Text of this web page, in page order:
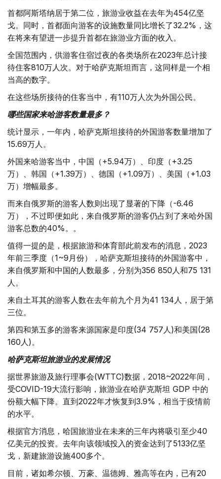
首都阿斯塔纳居于第二位，旅游业收益在去年为454亿坚
戈。同时，首都面向游客的设施数量同比增长了32.2%，这
在将来有望进一步提升首都在旅游业方面的收入。
全国范围内，供游客住宿过夜的各类场所在2023年总计接
待住客810万人次。对于哈萨克斯坦而言，这同样是一个相
当高的数字。
在这些场所接待的住客当中，有110万人次为外国公民。
哪些国家来哈游客数量最多？
统计显示，一年内，哈萨克斯坦接待的外国游客数量增加了
15.69万人。
外国来哈游客当中，中国（+5.94万）、印度（+3.25
万）、韩国（+1.39万）、德国（+1.09万）、美国（+1.03
万）增幅最多。
而来自俄罗斯的游客人数则出现了显著的下降（-6.46
万），不过即便如此，来自俄罗斯的游客仍占到了来哈外国
游客总数的40%。。
值得一提的是，根据旅游和体育部此前发布的消息，2023
年前三季度（1~9月份），哈萨克斯坦接待的外国游客中，
来自俄罗斯和中国的人数最多，分别为356 850人和75 131
人。
来自土耳其的游客人数在去年前九个月为41 134人，居于第
三位。
第四和第五多的游客来源国家是印度(34 757人)和美国(28
160人)。
哈萨克斯坦旅游业的发展情况
据世界旅游及旅行理事会(WTTC)数据，2018~2022年间，
受COVID-19大流行影响，旅游业在哈萨克斯坦 GDP 中的
份额大幅下降。直到2022年才恢复到3.9%，相当于疫情前
的水平。
根据官方消息，哈国旅游业在未来的三年内将吸引至少40
亿美元的投资。去年向该领域投入的资金达到了5133亿坚
戈，新建旅游设施400多个。
目前，诸如希尔顿、万豪、温德姆、雅高等在内，已有20